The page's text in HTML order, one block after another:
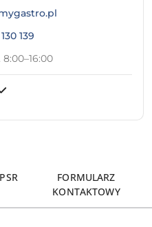
139
8:00–16:00
FORMULARZ
KONTAKTOWY